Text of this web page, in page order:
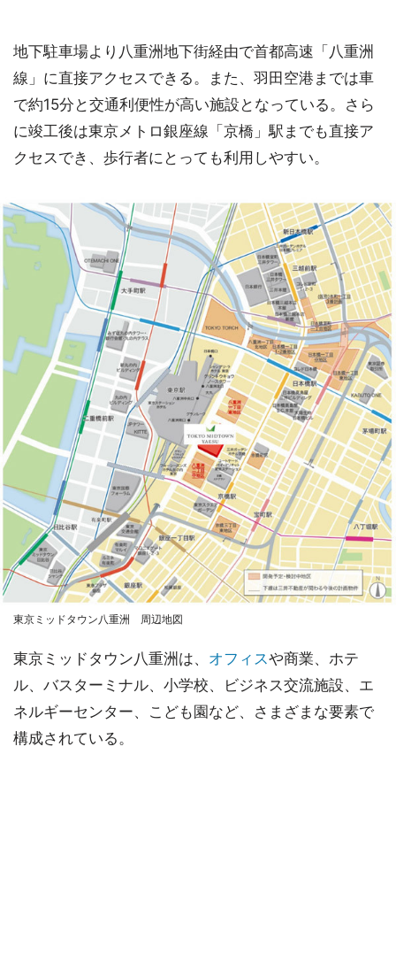
地下駐車場より八重洲地下街経由で首都高速「八重洲
線」に直接アクセスできる。また、羽田空港までは車
で約15分と交通利便性が高い施設となっている。さら
に竣工後は東京メトロ銀座線「京橋」駅までも直接ア
クセスでき、歩行者にとっても利用しやすい。
東京ミッドタウン八重洲 周辺地図
東京ミッドタウン八重洲は、 オフィスや商業、ホテ
ル、バスターミナル、小学校、ビジネス交流施設、エ
ネルギーセンター、こども園など、さまざまな要素で
構成されている。